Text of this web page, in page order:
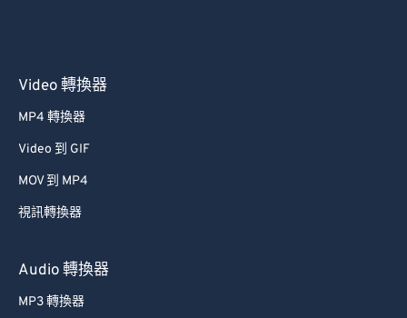
Video 轉換器
MP4 轉換器
Video 到 GIF
MOV 到 MP4
視訊轉換器
Audio 轉換器
MP3 轉換器